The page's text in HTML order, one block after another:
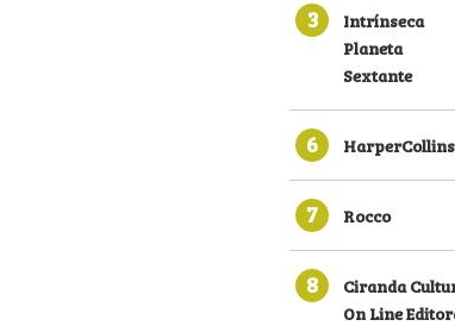
3
Intrínseca
Planeta
Sextante
6
7 Rocco
8
Ciranda
On Line